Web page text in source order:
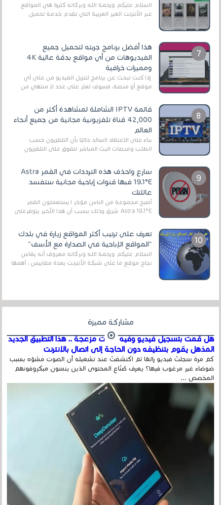
السلام عليكم ورحمة الله وبركاته كثيرة هي المواقع
عبر الأنترنت الغير العربية التي تقدم خدمة تحميل
الأفلام على التورنت ، ومعظم هذه المواقع ل...
هذا أفضل برنامج جربته لتحميل جميع
الفيديوهات من أي مواقع بدقة عالية 4K
ومميزات خرافية
إذا كنت تبحث عن برنامج لتنزيل الفيديو من على أي
موقع أو منصة، فسوف تعثر على عدد لا منتهي من
قائمة IPTV الشاملة لمشاهدة أكثر من
42,000 قناة تلفزيونية مجانية من جميع أنحاء
العالم
بناءً على الاعتقاد السائد حاليًا بأن التلفزيون حسب
الطلب ومنصات البث المباشر تتفوق على التلفزيون
الرقمي الأرضي التقليدي، يُعدّ IPTV-org خيار...
سارع واحذف هذه الترددات في القمر Astra
19.1°E فبها قنوات إباحية مجانية ستفسد
عائلتك
أصبح مجموعة من الناس مؤخر ا يستعملون القمر
Astra 19.1°E شرق وذلك بسبب أن هذا الأخير يتوفرعلى
تعرف على ترتيب أكثر المواقع زيارة في بلدك
"المواقع الإباحية في الصدارة مع الأسف"
السلام عليكم ورحمة الله وبركاته معروف أنه يقاس
نجاح موقع ما على شبكة الأنترنت بعدة مقاييس ، أهمها
مشاركة مميزة
هل قمت بتسجيل فيديو وفيه أصوت مزعجة .. هذا التطبيق الجديد
المذهل يقوم بتنظيفه دون الحاجة إلى اتصال بالإنترنت
كم مرة سجلتَ فيديو رائعًا ثم اكتشفتَ عند تشغيله أن الصوت مشوّه بسبب
ضوضاء غير مرغوب فيها؟ يعرف صُنّاع المحتوى الذين ينسون ميكروفونهم
المخصص ...